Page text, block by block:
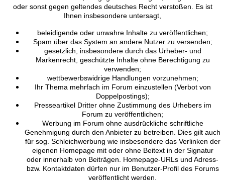
oder sonst gegen geltendes deutsches Recht verstoßen. Es ist
Ihnen insbesondere untersagt,
beleidigende oder unwahre Inhalte zu veröffentlichen;
Spam über das System an andere Nutzer zu versenden;
gesetzlich, insbesondere durch das Urheber- und
Markenrecht, geschützte Inhalte ohne Berechtigung zu
verwenden;
wettbewerbswidrige Handlungen vorzunehmen;
Ihr Thema mehrfach im Forum einzustellen (Verbot von
Doppelpostings);
Presseartikel Dritter ohne Zustimmung des Urhebers im
Forum zu veröffentlichen;
Werbung im Forum ohne ausdrückliche schriftliche
Genehmigung durch den Anbieter zu betreiben. Dies gilt auch
für sog. Schleichwerbung wie insbesondere das Verlinken der
eigenen Homepage mit oder ohne Beitext in der Signatur
oder innerhalb von Beiträgen. Homepage-URLs und Adress-
bzw. Kontaktdaten dürfen nur im Benutzer-Profil des Forums
veröffentlicht werden.